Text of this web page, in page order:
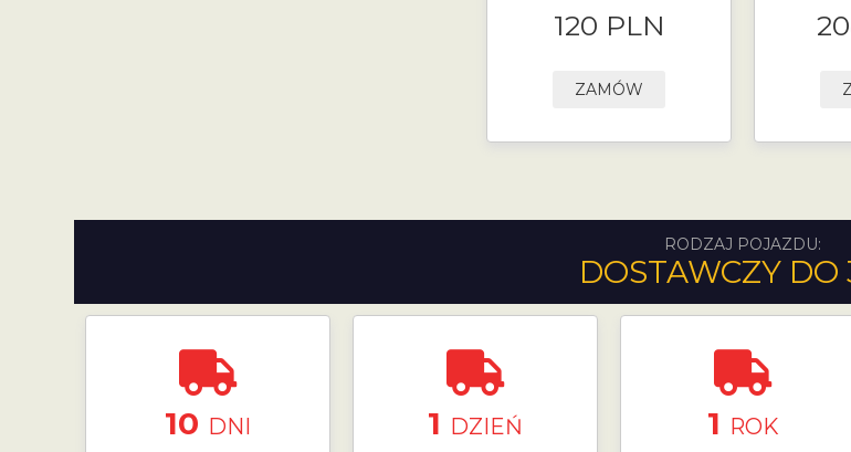
120 PLN
ZAMÓW
RODZAJ POJAZDU:
DOSTAWCZY DO
10 DNI 1 DZIEŃ 1 ROK